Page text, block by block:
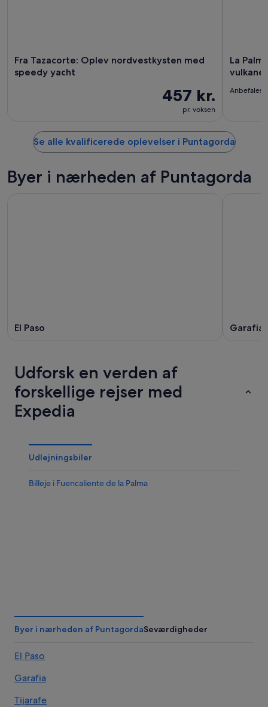
Fra Tazacorte: Oplev nordvestkysten med
speedy yacht
457 kr.
pr. voksen
La
Anbefales
Se alle kvalificerede oplevelser i Puntagorda
Byer i nærheden af Puntagorda
El Paso Garafia
Udforsk en verden af
forskellige rejser med
Expedia
Udlejningsbiler
Billeje i Fuencaliente de la Palma
Byer i nærheden af PuntagordaSeværdigheder
El Paso
Garafia
Tijarafe